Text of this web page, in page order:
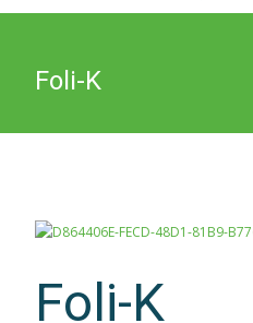
Foli-K
Foli-K